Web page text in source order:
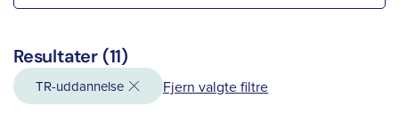
Resultater (11)
TR-uddannelse Fjern valgte filtre